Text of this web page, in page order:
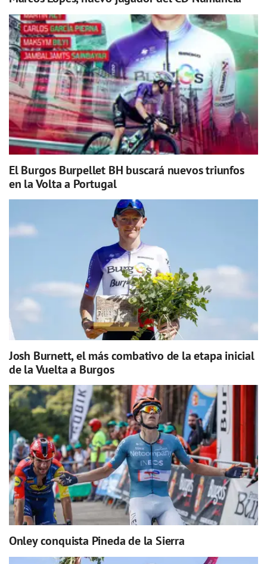
El Burgos Burpellet BH buscará nuevos triunfos
en la Volta a Portugal
Josh Burnett, el más combativo de la etapa inicial
de la Vuelta a Burgos
Onley conquista Pineda de la Sierra